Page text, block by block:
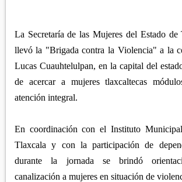
XALOZTOC
PANOTLA
SAN PABLO DEL MONTE
REGIÓN PONIENTE
CALPULALPAN
HUEYOTLIPAN
NANACAMILPA
La Secretaría de las Mujeres del Estado
llevó la "Brigada contra la Violencia" a la
Lucas Cuauhtelulpan, en la capital del
de acercar a mujeres tlaxcaltecas
atención integral.
En coordinación con el Instituto
Tlaxcala y con la participación de
durante la jornada se brindó
canalización a mujeres en situación de